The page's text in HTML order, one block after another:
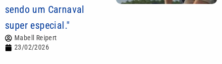
sendo um Carnaval
super especial."
Mabell Reipert
23/02/2026